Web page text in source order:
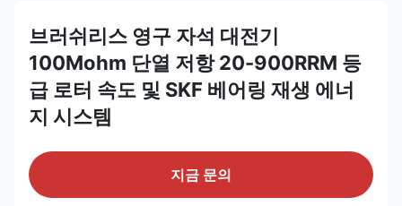
브러쉬리스 영구 자석 대전기
100Mohm 단열 저항 20-900RRM 등
급 로터 속도 및 SKF 베어링 재생 에너
지 시스템
지금 문의